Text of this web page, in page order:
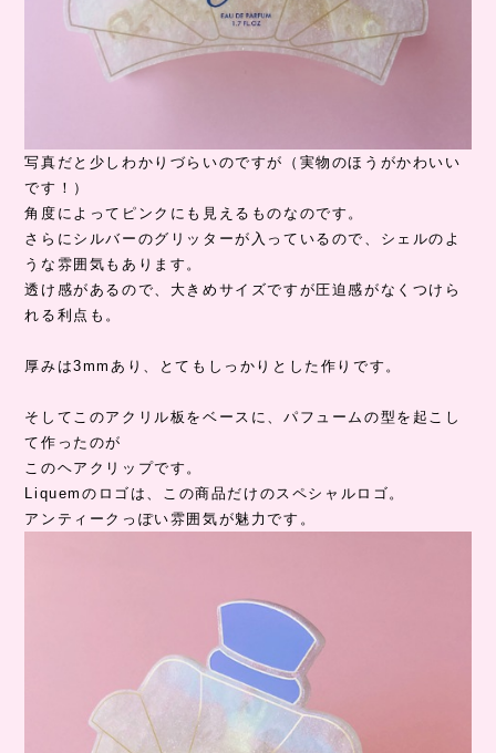
写真だと少しわかりづらいのですが（実物のほうがかわいい
です！）
角度によってピンクにも見えるものなのです。
さらにシルバーのグリッターが入っているので、シェルのよ
うな雰囲気もあります。
透け感があるので、大きめサイズですが圧迫感がなくつけら
れる利点も。
厚みは3mmあり、とてもしっかりとした作りです。
そしてこのアクリル板をベースに、パフュームの型を起こし
て作ったのが
このヘアクリップです。
Liquemのロゴは、この商品だけのスペシャルロゴ。
アンティークっぽい雰囲気が魅力です。